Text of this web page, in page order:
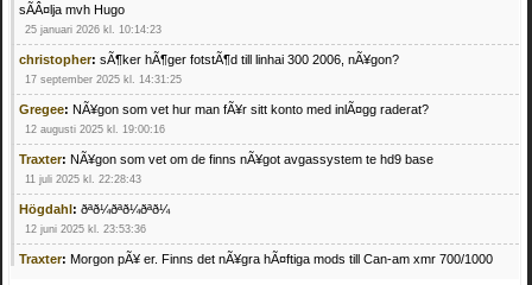
sÃÂ¤lja mvh Hugo
25 januari 2026 kl. 10:14:23
christopher: sÃ¶ker hÃ¶ger fotstÃ¶d till linhai 300 2006, nÃ¥gon?
17 september 2025 kl. 14:31:25
Gregee: NÃ¥gon som vet hur man fÃ¥r sitt konto med inlÃ¤gg raderat?
12 augusti 2025 kl. 19:00:16
Traxter: NÃ¥gon som vet om de finns nÃ¥got avgassystem te hd9 base
11 juli 2025 kl. 22:28:43
Högdahl: ðªð¼ðªð¼ðªð¼
12 juni 2025 kl. 23:53:36
Traxter: Morgon pÃ¥ er. Finns det nÃ¥gra hÃ¤ftiga mods till Can-am xmr 700/1000